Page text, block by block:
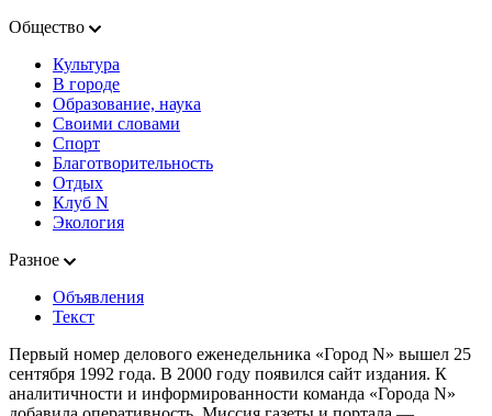
Общество
Культура
В городе
Образование, наука
Своими словами
Спорт
Благотворительность
Отдых
Клуб N
Экология
Разное
Объявления
Текст
Первый номер делового еженедельника «Город N» вышел 25
сентября 1992 года. В 2000 году появился сайт издания. К
аналитичности и информированности команда «Города N»